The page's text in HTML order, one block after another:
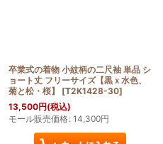
卒業式の着物 小紋柄の二尺袖 単品 シ
ョート丈 フリーサイズ【黒ｘ水色、
菊と松・桜】
[T2K1428-30]
13,500円(税込)
モール販売価格: 14,300円